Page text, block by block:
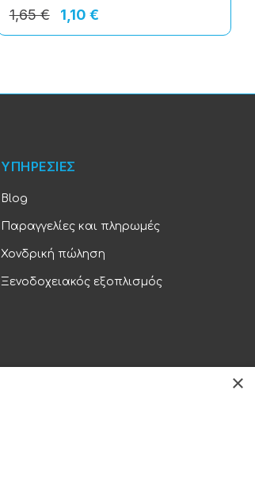
1,10 €
1,65 €
ΥΠΗΡΕΣΙΕΣ
Blog
Παραγγελίες και πληρωμές
Χονδρική πώληση
Ξενοδοχειακός εξοπλισμός
×